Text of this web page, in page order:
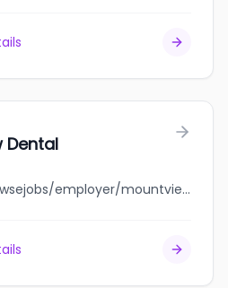
Dental
jobbank.gc.ca/browsejobs/employer/mountview+dental/ca